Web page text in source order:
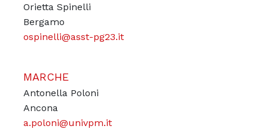
Orietta Spinelli
Bergamo
ospinelli@asst-pg23.it
MARCHE
Antonella Poloni
Ancona
a.poloni@univpm.it